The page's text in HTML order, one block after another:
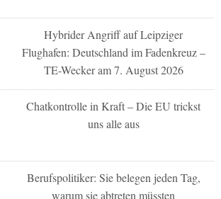
Hybrider Angriff auf Leipziger
Flughafen: Deutschland im Fadenkreuz –
TE-Wecker am 7. August 2026
Chatkontrolle in Kraft – Die EU trickst
uns alle aus
Berufspolitiker: Sie belegen jeden Tag,
warum sie abtreten müssten